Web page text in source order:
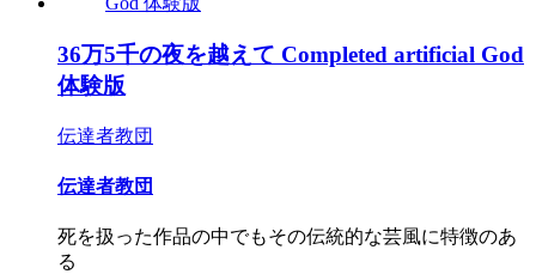
36万5千の夜を越えて Completed artificial God
体験版
伝達者教団
伝達者教団
死を扱った作品の中でもその伝統的な芸風に特徴のあ
る